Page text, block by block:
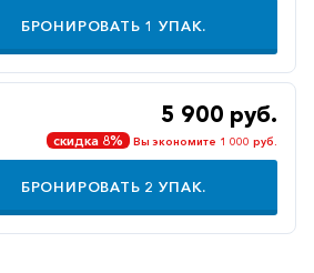
БРОНИРОВАТЬ 1 УПАК.
5 900 руб.
скидка 8% Вы экономите 1 000 руб.
БРОНИРОВАТЬ 2 УПАК.